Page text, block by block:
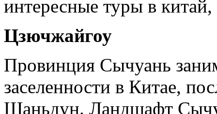
Цзючжайгоу
Провинция Сычуань
заселенности в Китае,
Шаньдун. Ландшафт